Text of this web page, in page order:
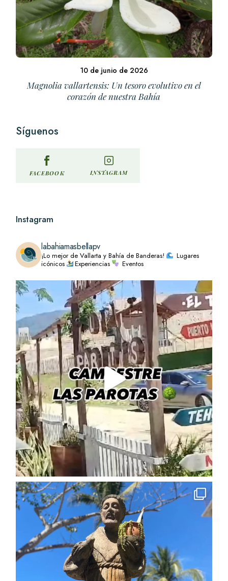
10 de junio de 2026
Magnolia vallartensis: Un tesoro evolutivo en el
corazón de nuestra Bahía
Síguenos
FACEBOOK INSTAGRAM
Instagram
labahiamasbellapv
¡Lo mejor de Vallarta y Bahía de Banderas!
Lugares
icónicos
Experiencias Eventos